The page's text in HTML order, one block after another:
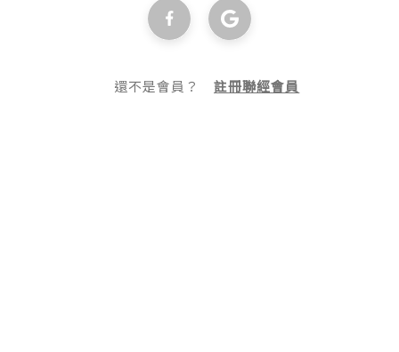
還不是會員？註冊聯經會員